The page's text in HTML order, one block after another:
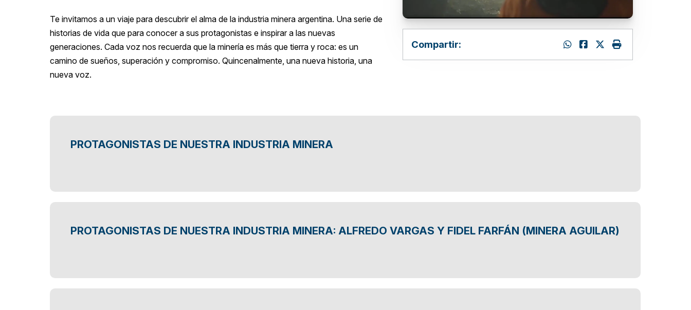
Te invitamos a un viaje para descubrir el alma de la industria minera argentina. Una serie de
historias de vida que para conocer a sus protagonistas e inspirar a las nuevas
generaciones. Cada voz nos recuerda que la minería es más que tierra y roca: es un
camino de sueños, superación y compromiso. Quincenalmente, una nueva historia, una
nueva voz.
Compartir:
PROTAGONISTAS DE NUESTRA INDUSTRIA MINERA
PROTAGONISTAS DE NUESTRA INDUSTRIA MINERA: ALFREDO VARGAS Y FIDEL FARFÁN (MINERA AGUILAR)